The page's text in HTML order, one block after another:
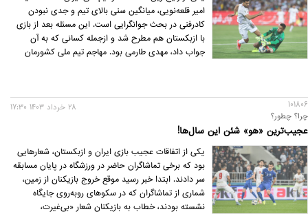
امیر قلعه‌نویی، میانگین سنی بالای تیم و ‌جدی نبودن
کادرفنی در بحث جوانگرایی است. این مسئله بعد از بازی
با ازبکستان هم مطرح شد و ازجمله کسانی که به آن
جواب داد، مهدی طارمی بود. مهاجم تیم ملی کشورمان
101806
چرا؟ چطور؟
عجیب‌ترین «هو» شئن این سال‌ها!
28 خرداد 1403 17:30
یکی از اتفاقات عجیب بازی ایران و ازبکستان، شعارهایی
بود که برخی تماشاگران حاضر در ورزشگاه در پایان مسابقه
سر دادند. ابتدا خبر رسید موقع خروج بازیکنان از زمین،
شماری از تماشاگران که در سکوهای روبه‌روی جایگاه
نشسته بودند، خطاب به بازیکنان شعار «بی‌غیرت،